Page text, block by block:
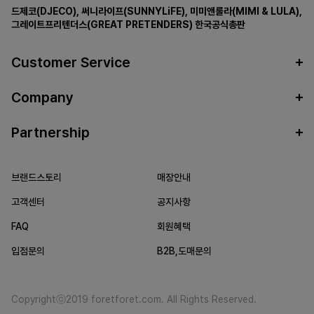
드제코(DJECO) 써니라이프(SUNNYLiFE) 미미앤룰라(MIMI & LULA)
그레이트프리텐더스(GREAT PRETENDERS) 한국공식총판
Customer Service
Company
Partnership
브랜드스토리 매장안내
고객센터 공지사항
FAQ 회원혜택
입점문의 B2B,도매문의
Copyrightⓒ2019 foretforet.com. All Rights Reserved.